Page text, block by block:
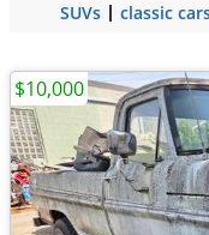
SUVs classic
$10,000